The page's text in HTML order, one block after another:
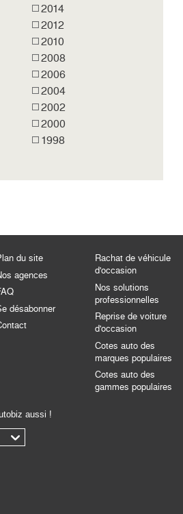
2014
2012
2010
2008
2006
2004
2002
2000
1998
du site
agences
désabonner
Rachat de véhicule
d'occasion
Nos solutions
professionnelles
Reprise de voiture
d'occasion
Cotes auto des
marques populaires
Cotes auto des
gammes populaires
aussi !